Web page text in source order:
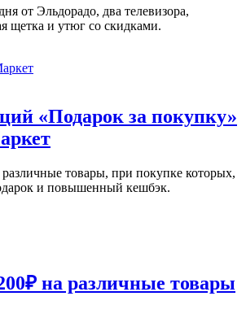
от Эльдорадо, два телевизора,
щетка и утюг со скидками.
«Подарок за покупку»
товары, при покупке которых,
и повышенный кешбэк.
на различные товары